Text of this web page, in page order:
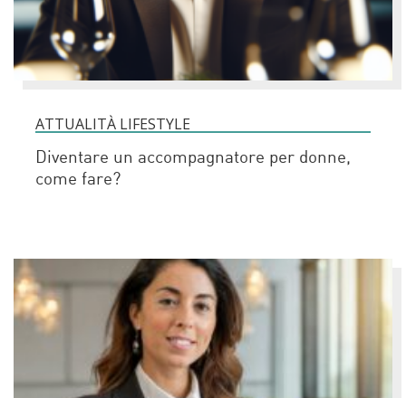
ATTUALITÀ LIFESTYLE
Diventare un accompagnatore per donne,
come fare?